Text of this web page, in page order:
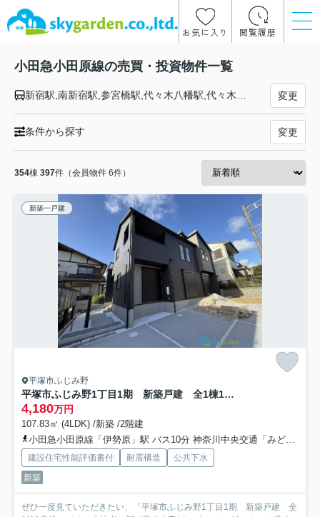
お気に入り 閲覧履歴
小田急小田原線の売買・投資物件一覧
新宿駅,南新宿駅,参宮橋駅,代々木八幡駅,代々木上原駅,東北沢駅,下北沢駅,世田谷代田駅,梅ヶ丘駅,豪徳寺駅,経堂駅,千歳船橋駅,祖師ヶ谷大蔵駅,成城学園前駅,喜多見駅,狛江駅,和泉多摩川駅,登戸駅,向ヶ丘遊園駅,生田駅,読売ランド前駅,百合ヶ丘駅,新百合ヶ丘駅,柿生駅,鶴川駅,玉川学園前駅,町田駅,相模大野駅,小田急相模原駅,相武台前駅,座間駅,海老名駅,厚木駅,本厚木駅,愛甲石田駅,伊勢原駅,鶴巻温泉駅,東海大学前駅,秦野駅,渋沢駅,新松田駅,開成駅,栢山駅,富水駅,螢田駅,足柄駅,小田原駅 変更
条件から探す 変更
354棟 397件（会員物件 6件）
新築一戸建
平塚市ふじみ野
平塚市ふじみ野1丁目1期 新築戸建 全1棟1号棟
4,180万円
107.83㎡ (4LDK) /新築 /2階建
小田急小田原線「伊勢原」駅 バス10分 神奈川中央交通「みどりが丘」 停歩3分
建設住宅性能評価書付 耐震構造
公共下水
新築
ぜひ一度見ていただきたい、「平塚市ふじみ野1丁目1期 新築戸建 全